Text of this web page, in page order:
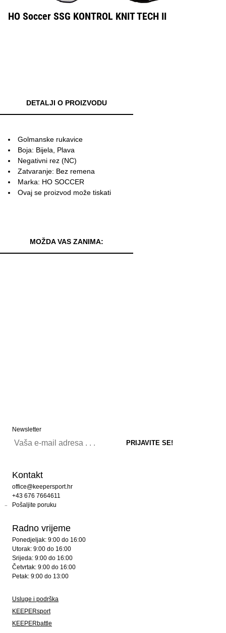
HO Soccer SSG KONTROL KNIT TECH II
DETALJI O PROIZVODU
Golmanske rukavice
Boja: Bijela, Plava
Negativni rez (NC)
Zatvaranje: Bez remena
Marka: HO SOCCER
Ovaj se proizvod može tiskati
MOŽDA VAS ZANIMA:
Newsletter
Kontakt
office@keepersport.hr
+43 676 7664611
Pošaljite poruku
Radno vrijeme
Ponedjeljak: 9:00 do 16:00
Utorak: 9:00 do 16:00
Srijeda: 9:00 do 16:00
Četvrtak: 9:00 do 16:00
Petak: 9:00 do 13:00
Usluge i podrška
KEEPERsport
KEEPERbattle